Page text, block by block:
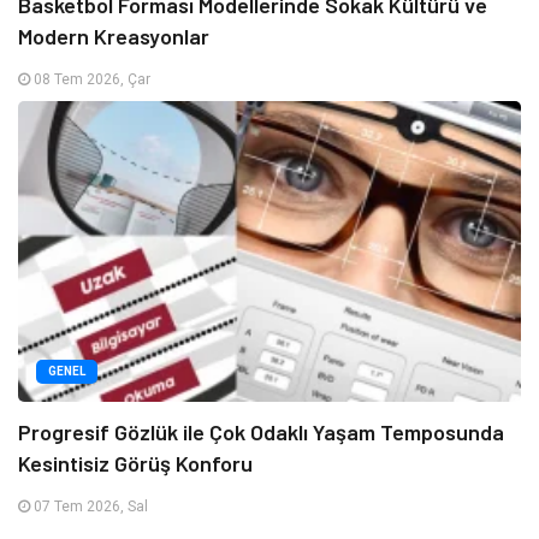
Modern Kreasyonlar
08 Tem 2026, Çar
GENEL
Progresif Gözlük ile Çok Odaklı Yaşam Temposunda
Kesintisiz Görüş Konforu
07 Tem 2026, Sal